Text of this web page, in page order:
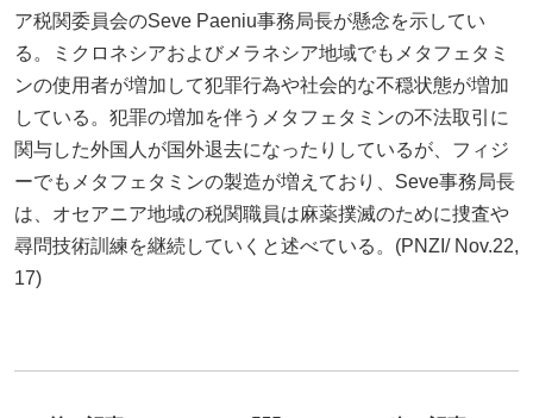
ア税関委員会のSeve Paeniu事務局長が懸念を示してい
る。ミクロネシアおよびメラネシア地域でもメタフェタミ
ンの使用者が増加して犯罪行為や社会的な不穏状態が増加
している。犯罪の増加を伴うメタフェタミンの不法取引に
関与した外国人が国外退去になったりしているが、フィジ
ーでもメタフェタミンの製造が増えており、Seve事務局長
は、オセアニア地域の税関職員は麻薬撲滅のために捜査や
尋問技術訓練を継続していくと述べている。(PNZI/ Nov.22,
17)